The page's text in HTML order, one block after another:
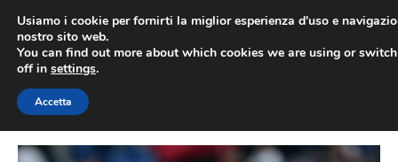
contenuto
Usiamo i cookie per fornirti la miglior esperienza d'uso e
nostro sito web.
You can find out more about which cookies we are using or
off in settings.
Accetta